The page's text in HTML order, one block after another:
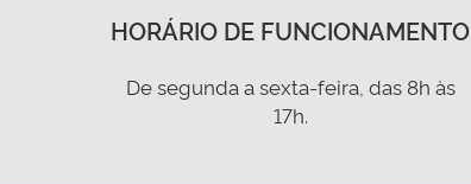
HORÁRIO DE FUNCIONAMENTO
De segunda a sexta-feira, das 8h às
17h.